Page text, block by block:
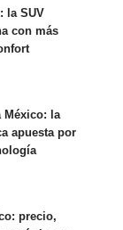
la SUV
con más
México: la
apuesta por
precio,